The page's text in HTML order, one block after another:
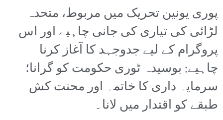
پوری یونین تحریک میں مربوط، متحدہ
لڑائی کی تیاری کی جانی چاہیے اور اس
پروگرام کے لیے جدوجہد کا آغاز کرنا
چاہیے: بوسیدہ ٹوری حکومت کو گرانا؛
سرمایہ داری کا خاتمہ اور محنت کش
طبقے کو اقتدار میں لانا۔